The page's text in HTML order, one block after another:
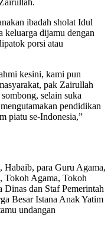
ibadah sholat Idul
keluarga dijamu dengan
porsi atau
kesini, kami pun
pak Zairullah
selain suka
pendidikan
piatu se-Indonesia,”
para Guru Agama,
Tokoh Agama, Tokoh
dan Staf Pemerintah
Besar Istana Anak Yatim
undangan